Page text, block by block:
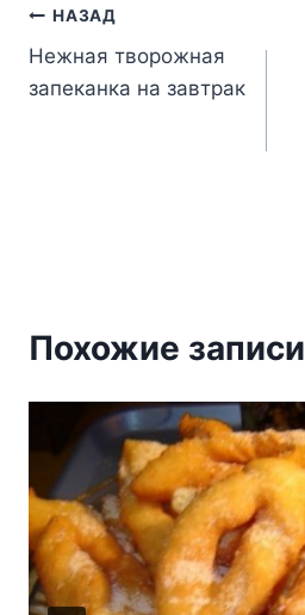
Навигация
по
НАЗАД
Нежная творожная
запеканка на завтрак
Похожие записи